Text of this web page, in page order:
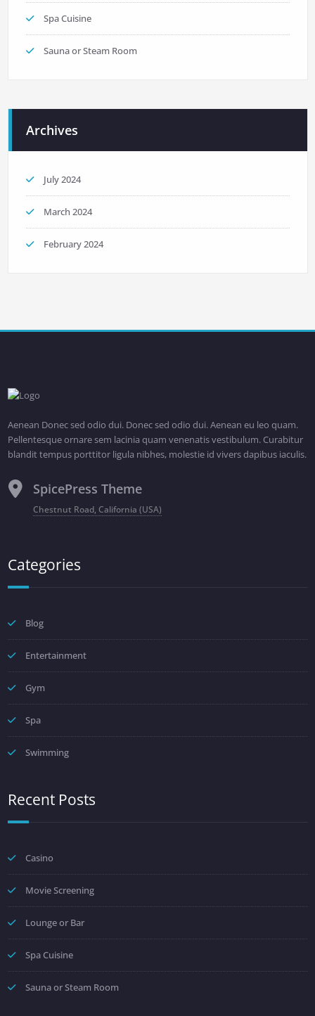
Spa Cuisine
Sauna or Steam Room
Archives
July 2024
March 2024
February 2024
Aenean Donec sed odio dui. Donec sed odio dui. Aenean eu leo quam.
Pellentesque ornare sem lacinia quam venenatis vestibulum. Curabitur
blandit tempus porttitor ligula nibhes, molestie id vivers dapibus iaculis.
SpicePress Theme
Chestnut Road, California (USA)
Categories
Blog
Entertainment
Gym
Spa
Swimming
Recent Posts
Casino
Movie Screening
Lounge or Bar
Spa Cuisine
Sauna or Steam Room